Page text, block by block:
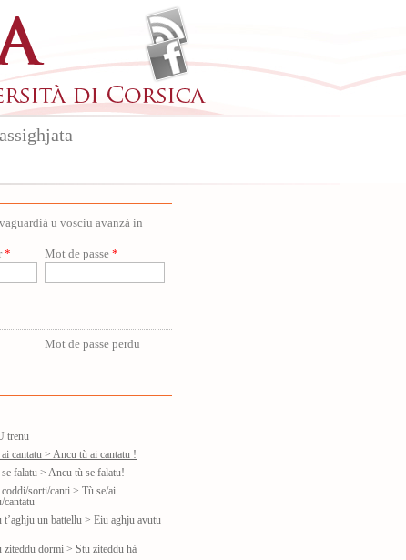
u vosciu avanzà in
* Mot de passe *
Mot de passe perdu
trenu
cantatu > Ancu tù ai cantatu !
falatu > Ancu tù se falatu!
sorti/canti > Tù se/ai
cantatu
un battellu > Eiu aghju avutu
dormi > Stu ziteddu hà